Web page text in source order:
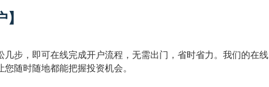
步，即可在线完成开户流程，无需出门，省时省力。我们的在线
随时随地都能把握投资机会。